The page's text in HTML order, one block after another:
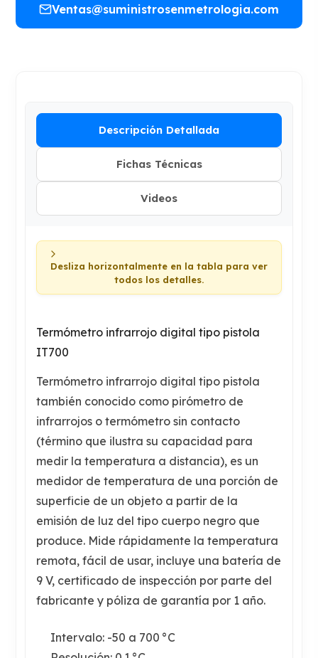
Ventas@suministrosenmetrologia.com
Descripción Detallada
Fichas Técnicas
Videos
Desliza horizontalmente en la tabla para ver
todos los detalles.
Termómetro infrarrojo digital tipo pistola
IT700
Termómetro infrarrojo digital tipo pistola
también conocido como pirómetro de
infrarrojos o termómetro sin contacto
(término que ilustra su capacidad para
medir la temperatura a distancia), es un
medidor de temperatura de una porción de
superficie de un objeto a partir de la
emisión de luz del tipo cuerpo negro que
produce. Mide rápidamente la temperatura
remota, fácil de usar, incluye una batería de
9 V, certificado de inspección por parte del
fabricante y póliza de garantía por 1 año.
Intervalo: -50 a 700 °C